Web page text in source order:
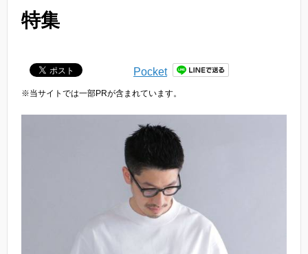
特集
Pocket
※当サイトでは一部PRが含まれています。